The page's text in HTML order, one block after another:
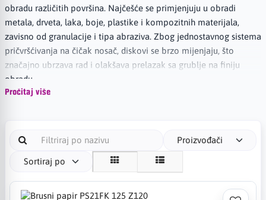
obradu različitih površina. Najčešće se primjenjuju u obradi
metala, drveta, laka, boje, plastike i kompozitnih materijala,
zavisno od granulacije i tipa abraziva. Zbog jednostavnog sistema
pričvršćivanja na čičak nosač, diskovi se brzo mijenjaju, što
značajno ubrzava rad i olakšava prelazak sa grublje na finiju
obradu.
auto-limariji, stolarskim radionicama, održavanju i završnoj
obradi proizvoda. Mogu se koristiti za uklanjanje sitnih neravnina,
pripremu površine prije farbanja, međufazno brušenje, finu
Pročitaj više
Proizvođači
Sortiraj po